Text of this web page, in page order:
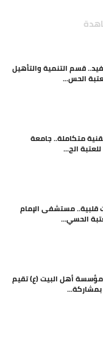
مستفيد.. قسم التنمية والتأهيل
الحس...
متكاملة.. جامعة
الح...
قلبية.. مستشفى الإمام
الحسي...
مؤسسة أهل البيت (ع) تقيم
بمشاركة...